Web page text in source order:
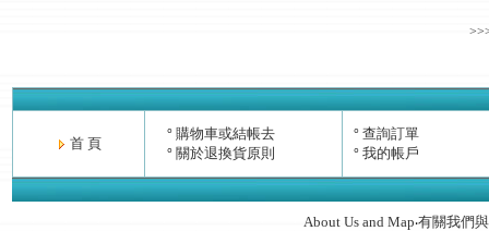
首 頁
° 購物車或結帳去
° 關於退換貨原則
° 查詢訂單
° 我的帳戶
About Us and Map‧有關我們